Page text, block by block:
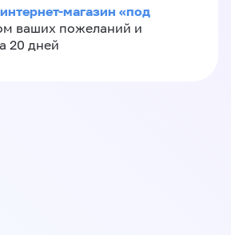
интернет-магазин «‎под
ваших пожеланий и
20 дней